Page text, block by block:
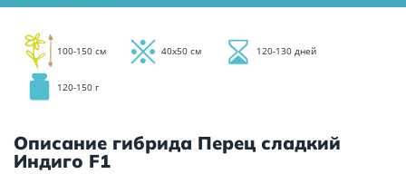
100-150 см 40х50 см 120-130 дней
120-150 г
Описание гибрида Перец сладкий
Индиго F1